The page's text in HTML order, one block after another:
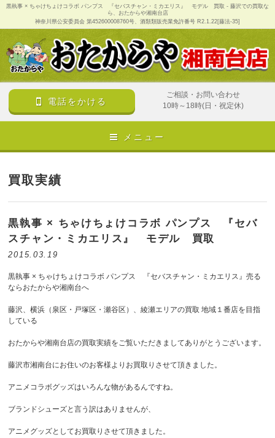
黒執事 × ちゃけちょけコラボ パンプス 『セバスチャン・ミカエリス』 モデル 買取 - 藤沢での買取な
ら、おたからや湘南台店
神奈川県公安委員会 第452600008760号、酒類類販売業免許番号 R2.1.22[藤法-35]
電話をかける
ご相談・お問い合わせ
10時～18時(日・祝定休)
メニュー
買取実績
黒執事 × ちゃけちょけコラボ パンプス 『セバ
スチャン・ミカエリス』 モデル 買取
2015.03.19
黒執事 × ちゃけちょけコラボ パンプス 『セバスチャン・ミカエリス』売る
ならおたからや湘南台へ
藤沢、横浜（泉区・戸塚区・瀬谷区）、綾瀬エリアの買取 地域１番店を目指
している
おたからや湘南台店の買取実績をご覧いただきましてありがとうございます。
藤沢市湘南台にお住いのお客様よりお買取りさせて頂きました。
アニメコラボグッズはいろんな物があるんですね。
ブランドシューズと言う訳はありませんが、
アニメグッズとしてお買取りさせて頂きました。